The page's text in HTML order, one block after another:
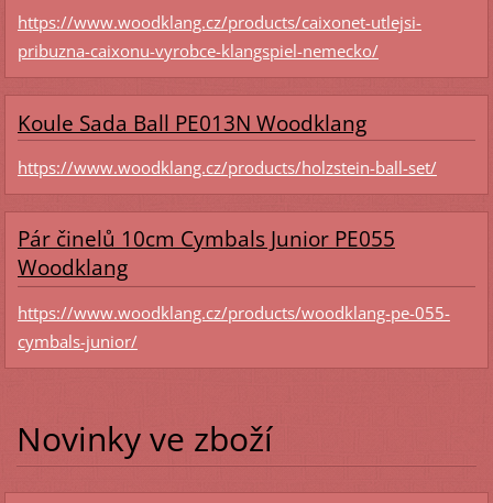
https://www.woodklang.cz/products/caixonet-utlejsi-
pribuzna-caixonu-vyrobce-klangspiel-nemecko/
Koule Sada Ball PE013N Woodklang
https://www.woodklang.cz/products/holzstein-ball-set/
Pár činelů 10cm Cymbals Junior PE055
Woodklang
https://www.woodklang.cz/products/woodklang-pe-055-
cymbals-junior/
Novinky ve zboží